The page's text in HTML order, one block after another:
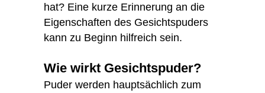
hat? Eine kurze Erinnerung an die
Eigenschaften des Gesichtspuders
kann zu Beginn hilfreich sein.
Wie wirkt Gesichtspuder?
Puder werden hauptsächlich zum